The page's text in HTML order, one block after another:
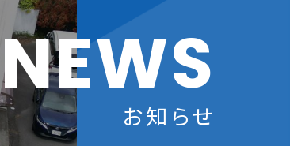
NEWS
お知らせ